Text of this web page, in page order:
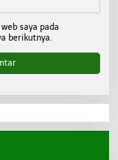
saya pada
berikutnya.